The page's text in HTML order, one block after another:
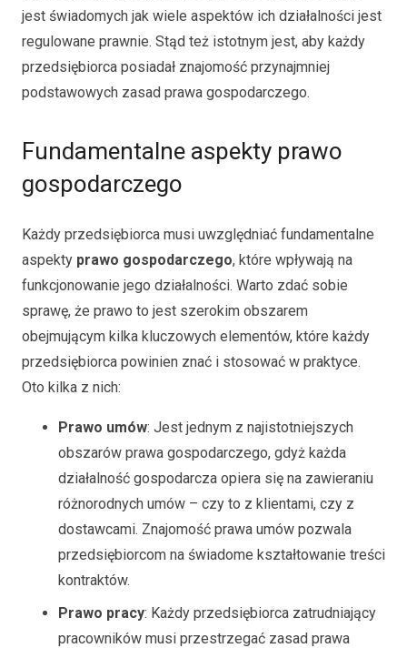
jest świadomych jak wiele aspektów ich działalności jest
regulowane prawnie. Stąd też istotnym jest, aby każdy
przedsiębiorca posiadał znajomość przynajmniej
podstawowych zasad prawa gospodarczego.
Fundamentalne aspekty prawo
gospodarczego
Każdy przedsiębiorca musi uwzględniać fundamentalne
aspekty prawo gospodarczego, które wpływają na
funkcjonowanie jego działalności. Warto zdać sobie
sprawę, że prawo to jest szerokim obszarem
obejmującym kilka kluczowych elementów, które każdy
przedsiębiorca powinien znać i stosować w praktyce.
Oto kilka z nich:
Prawo umów: Jest jednym z najistotniejszych
obszarów prawa gospodarczego, gdyż każda
działalność gospodarcza opiera się na zawieraniu
różnorodnych umów – czy to z klientami, czy z
dostawcami. Znajomość prawa umów pozwala
przedsiębiorcom na świadome kształtowanie treści
kontraktów.
Prawo pracy: Każdy przedsiębiorca zatrudniający
pracowników musi przestrzegać zasad prawa